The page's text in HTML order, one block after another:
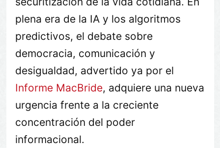
plena era de la IA y los algoritmos
predictivos, el debate sobre
democracia, comunicación y
desigualdad, advertido ya por el
Informe MacBride, adquiere una nueva
urgencia frente a la creciente
concentración del poder
informacional.